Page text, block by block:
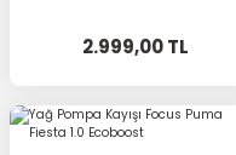
2.999,00 TL